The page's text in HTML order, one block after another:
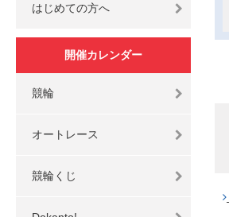
はじめての方へ
開催カレンダー
競輪
オートレース
競輪くじ